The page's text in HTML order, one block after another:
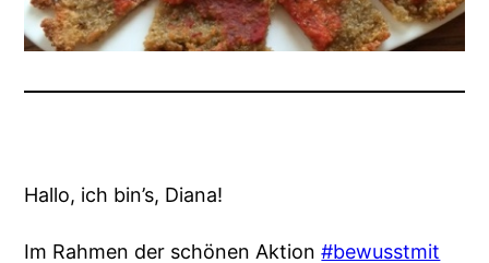
Hallo, ich bin’s, Diana!
Im Rahmen der schönen Aktion#bewusstmit